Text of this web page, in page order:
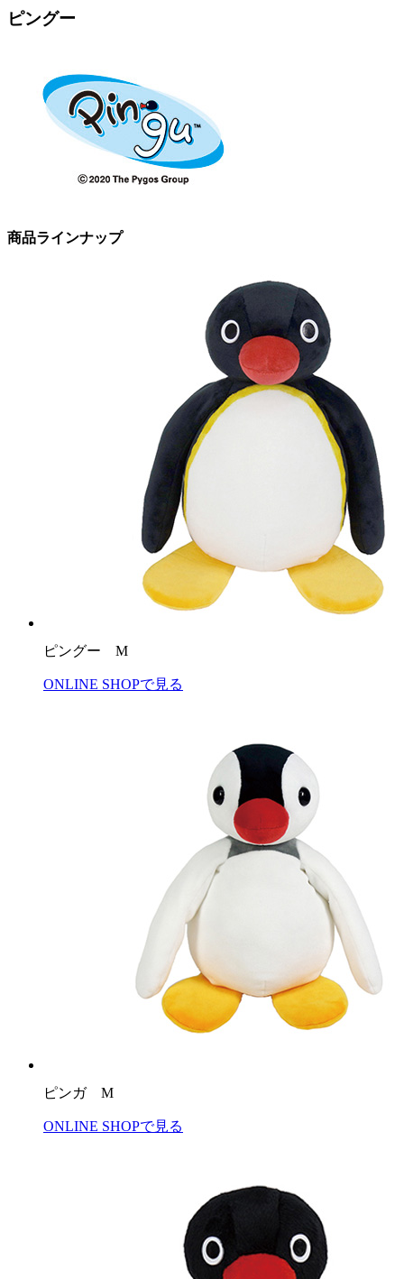
ピングー
商品ラインナップ
ピングー M
ONLINE SHOPで見る
ピンガ M
ONLINE SHOPで見る